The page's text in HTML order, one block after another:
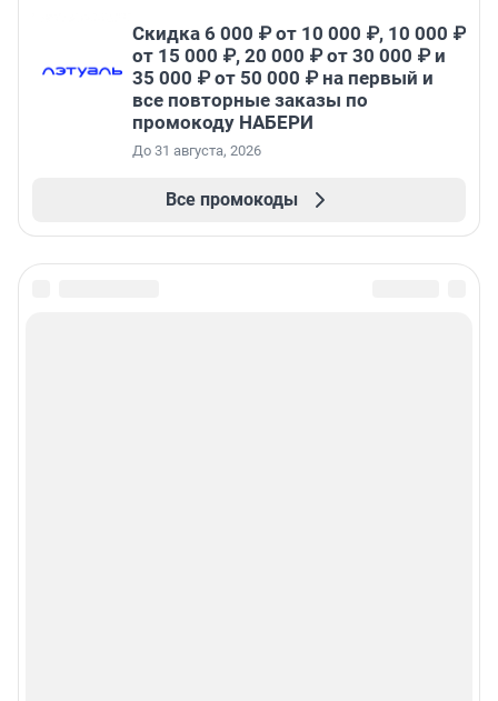
Скидка 6 000 ₽ от 10 000 ₽, 10 000 ₽
от 15 000 ₽, 20 000 ₽ от 30 000 ₽ и
35 000 ₽ от 50 000 ₽ на первый и
все повторные заказы по
промокоду НАБЕРИ
До 31 августа, 2026
Все промокоды